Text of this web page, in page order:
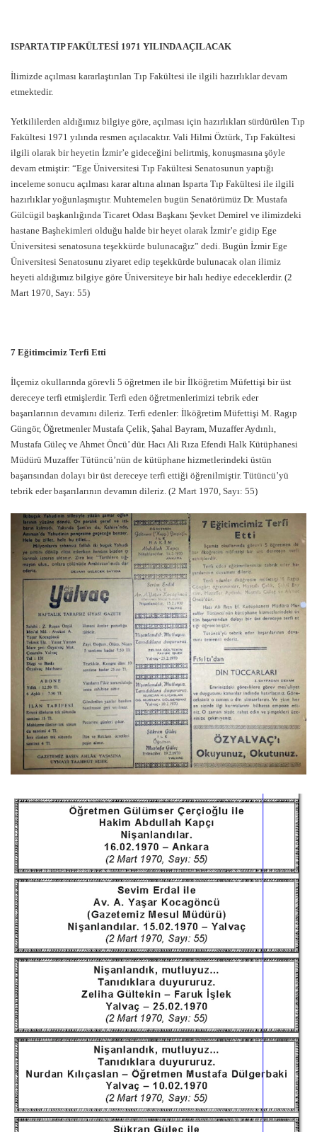
ISPARTA TIP FAKÜLTESİ 1971 YILINDA AÇILACAK
İlimizde açılması kararlaştırılan Tıp Fakültesi ile ilgili hazırlıklar devam
etmektedir.
Yetkililerden aldığımız bilgiye göre, açılması için hazırlıkları sürdürülen Tıp
Fakültesi 1971 yılında resmen açılacaktır. Vali Hilmi Öztürk, Tıp Fakültesi
ilgili olarak bir heyetin İzmir’e gideceğini belirtmiş, konuşmasına şöyle
devam etmiştir: “Ege Üniversitesi Tıp Fakültesi Senatosunun yaptığı
inceleme sonucu açılması karar altına alınan Isparta Tıp Fakültesi ile ilgili
hazırlıklar yoğunlaşmıştır. Muhtemelen bugün Senatörümüz Dr. Mustafa
Gülcügil başkanlığında Ticaret Odası Başkanı Şevket Demirel ve ilimizdeki
hastane Başhekimleri olduğu halde bir heyet olarak İzmir’e gidip Ege
Üniversitesi senatosuna teşekkürde bulunacağız” dedi. Bugün İzmir Ege
Üniversitesi Senatosunu ziyaret edip teşekkürde bulunacak olan ilimiz
heyeti aldığımız bilgiye göre Üniversiteye bir halı hediye edeceklerdir. (2
Mart 1970, Sayı: 55)
7 Eğitimcimiz Terfi Etti
İlçemiz okullarında görevli 5 öğretmen ile bir İlköğretim Müfettişi bir üst
dereceye terfi etmişlerdir. Terfi eden öğretmenlerimizi tebrik eder
başarılarının devamını dileriz. Terfi edenler: İlköğretim Müfettişi M. Ragıp
Güngör, Öğretmenler Mustafa Çelik, Şahal Bayram, Muzaffer Aydınlı,
Mustafa Güleç ve Ahmet Öncü’ dür. Hacı Ali Rıza Efendi Halk Kütüphanesi
Müdürü Muzaffer Tütüncü’nün de kütüphane hizmetlerindeki üstün
başarısından dolayı bir üst dereceye terfi ettiği öğrenilmiştir. Tütüncü’yü
tebrik eder başarılarının devamın dileriz. (2 Mart 1970, Sayı: 55)